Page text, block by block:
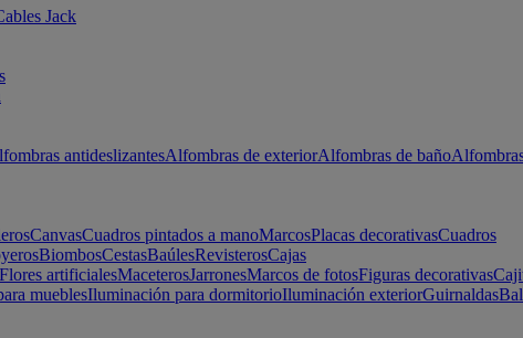
Jack
antideslizantesAlfombras de exteriorAlfombras de baño
CanvasCuadros pintados a manoMarcosPlacas decorativasCuadros
BiombosCestasBaúlesRevisterosCajas
Flores artificialesMaceterosJarronesMarcos de fotosFiguras decorativas
mueblesIluminación para dormitorioIluminación exteriorGuirnaldas